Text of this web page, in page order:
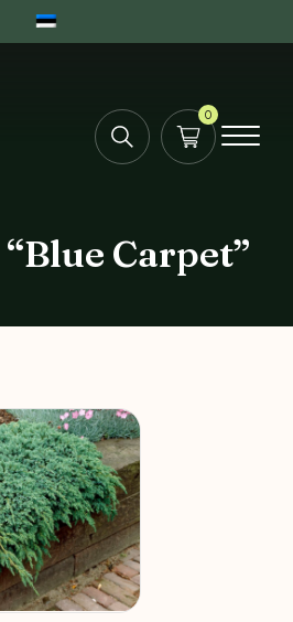
0
Carpet”